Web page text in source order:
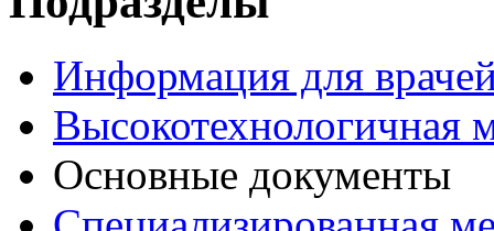
Информация для
Высокотехнологичная
Основные документы